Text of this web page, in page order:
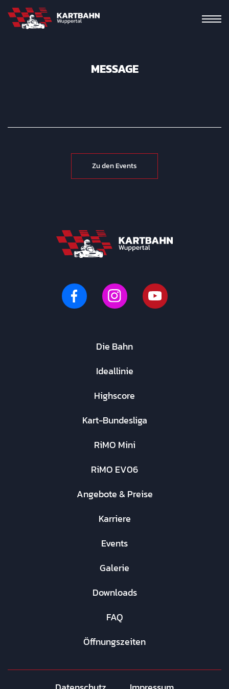
MESSAGE
Zu den Events
Die Bahn
Ideallinie
Highscore
Kart-Bundesliga
RiMO Mini
RiMO EV06
Angebote & Preise
Karriere
Events
Galerie
Downloads
FAQ
Öffnungszeiten